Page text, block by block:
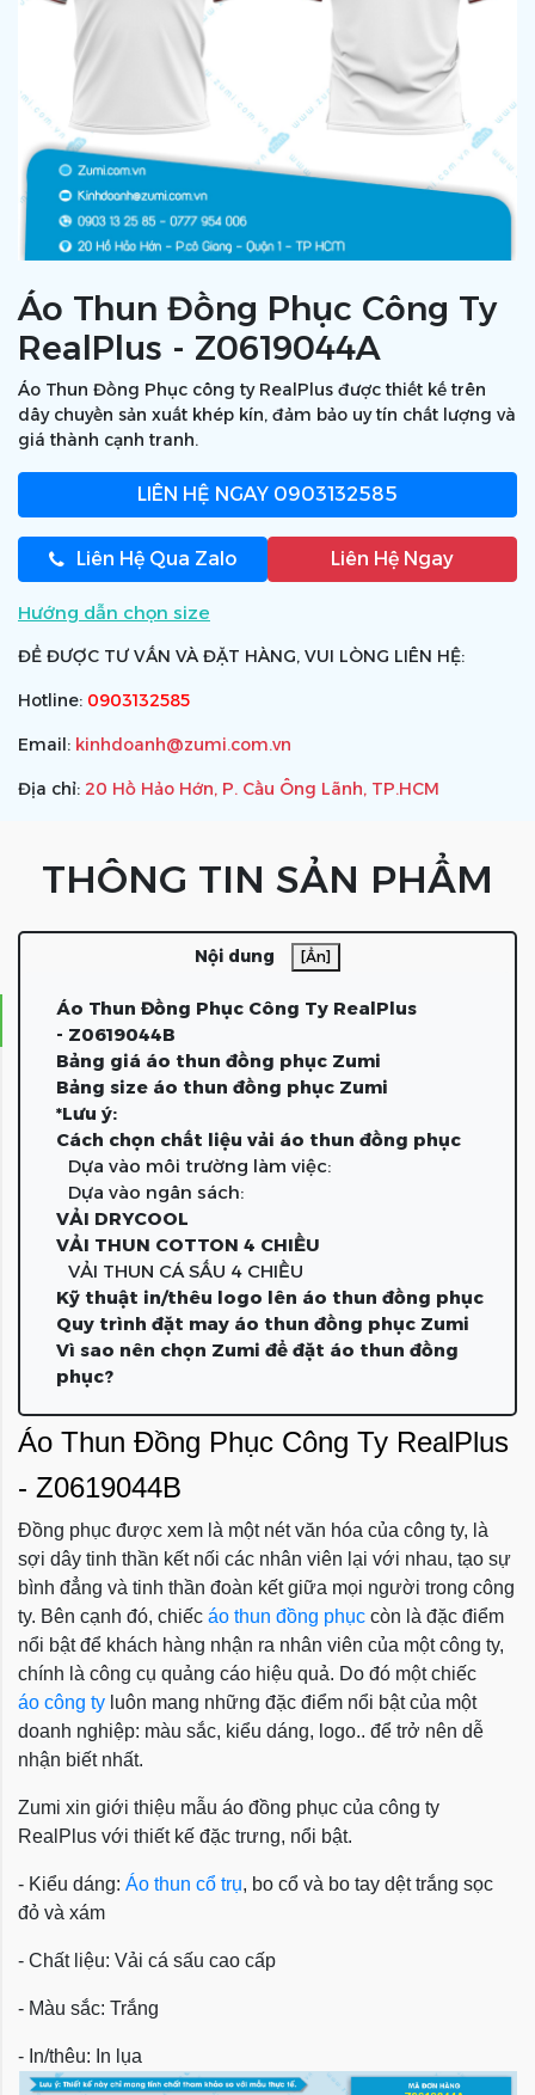
Áo Thun Đồng Phục Công Ty
RealPlus - Z0619044A
Áo Thun Đồng Phục công ty RealPlus được thiết kế trên
dây chuyền sản xuất khép kín, đảm bảo uy tín chất lượng và
giá thành cạnh tranh.
LIÊN HỆ NGAY 0903132585
Liên Hệ Qua Zalo Liên Hệ Ngay
Hướng dẫn chọn size
ĐỂ ĐƯỢC TƯ VẤN VÀ ĐẶT HÀNG, VUI LÒNG LIÊN HỆ:
Hotline: 0903132585
Email: kinhdoanh@zumi.com.vn
Địa chỉ: 20 Hồ Hảo Hớn, P. Cầu Ông Lãnh, TP.HCM
THÔNG TIN SẢN PHẨM
Nội dung [Ẩn]
Áo Thun Đồng Phục Công Ty RealPlus
- Z0619044B
Bảng giá áo thun đồng phục Zumi
Bảng size áo thun đồng phục Zumi
*Lưu ý:
Cách chọn chất liệu vải áo thun đồng phục
Dựa vào môi trường làm việc:
Dựa vào ngân sách:
VẢI DRYCOOL
VẢI THUN COTTON 4 CHIỀU
VẢI THUN CÁ SẤU 4 CHIỀU
Kỹ thuật in/thêu logo lên áo thun đồng phục
Quy trình đặt may áo thun đồng phục Zumi
Vì sao nên chọn Zumi để đặt áo thun đồng
phục?
Áo Thun Đồng Phục Công Ty RealPlus
- Z0619044B
Đồng phục được xem là một nét văn hóa của công ty, là
sợi dây tinh thần kết nối các nhân viên lại với nhau, tạo sự
bình đẳng và tinh thần đoàn kết giữa mọi người trong công
ty. Bên cạnh đó, chiếc áo thun đồng phục còn là đặc điểm
nổi bật để khách hàng nhận ra nhân viên của một công ty,
chính là công cụ quảng cáo hiệu quả. Do đó một chiếc
áo công ty luôn mang những đặc điểm nổi bật của một
doanh nghiệp: màu sắc, kiểu dáng, logo.. để trở nên dễ
nhận biết nhất.
Zumi xin giới thiệu mẫu áo đồng phục của công ty
RealPlus với thiết kế đặc trưng, nổi bật.
- Kiểu dáng: Áo thun cổ trụ, bo cổ và bo tay dệt trắng sọc
đỏ và xám
- Chất liệu: Vải cá sấu cao cấp
- Màu sắc: Trắng
- In/thêu: In lụa